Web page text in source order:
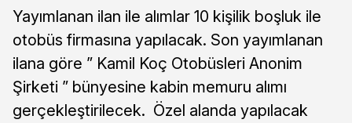
Yayımlanan ilan ile alımlar 10 kişilik boşluk ile
otobüs firmasına yapılacak. Son yayımlanan
ilana göre ” Kamil Koç Otobüsleri Anonim
Şirketi ” bünyesine kabin memuru alımı
gerçekleştirilecek. Özel alanda yapılacak